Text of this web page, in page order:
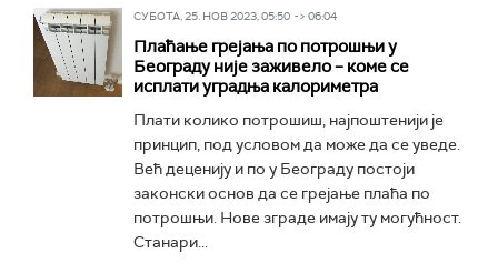
СУБОТА, 25. НОВ 2023, 05:50 -> 06:04
Плаћање грејања по потрошњи у
Београду није заживело – коме се
исплати уградња калориметра
Плати колико потрошиш, најпоштенији је
принцип, под условом да може да се уведе.
Већ деценију и по у Београду постоји
законски основ да се грејање плаћа по
потрошњи. Нове зграде имају ту могућност.
Станари...